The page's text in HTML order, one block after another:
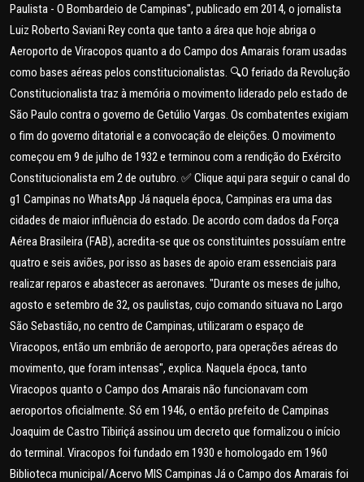
Paulista - O Bombardeio de Campinas", publicado em 2014, o jornalista
Luiz Roberto Saviani Rey conta que tanto a área que hoje abriga o
Aeroporto de Viracopos quanto a do Campo dos Amarais foram usadas
como bases aéreas pelos constitucionalistas. 🔍O feriado da Revolução
Constitucionalista traz à memória o movimento liderado pelo estado de
São Paulo contra o governo de Getúlio Vargas. Os combatentes exigiam
o fim do governo ditatorial e a convocação de eleições. O movimento
começou em 9 de julho de 1932 e terminou com a rendição do Exército
Constitucionalista em 2 de outubro. ✅ Clique aqui para seguir o canal do
g1 Campinas no WhatsApp Já naquela época, Campinas era uma das
cidades de maior influência do estado. De acordo com dados da Força
Aérea Brasileira (FAB), acredita-se que os constituintes possuíam entre
quatro e seis aviões, por isso as bases de apoio eram essenciais para
realizar reparos e abastecer as aeronaves. "Durante os meses de julho,
agosto e setembro de 32, os paulistas, cujo comando situava no Largo
São Sebastião, no centro de Campinas, utilizaram o espaço de
Viracopos, então um embrião de aeroporto, para operações aéreas do
movimento, que foram intensas", explica. Naquela época, tanto
Viracopos quanto o Campo dos Amarais não funcionavam com
aeroportos oficialmente. Só em 1946, o então prefeito de Campinas
Joaquim de Castro Tibiriçá assinou um decreto que formalizou o início
do terminal. Viracopos foi fundado em 1930 e homologado em 1960
Biblioteca municipal/Acervo MIS Campinas Já o Campo dos Amarais foi